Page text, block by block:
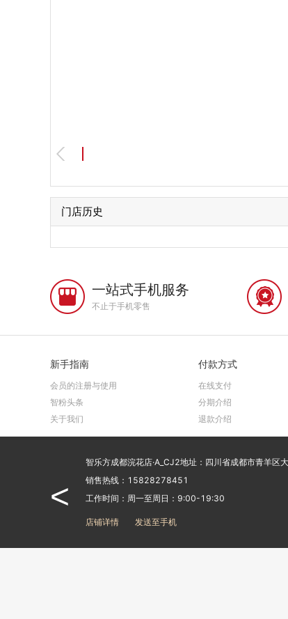
门店历史
一站式手机服务
不止于手机零售
新手指南
会员的注册与使用
智粉头条
关于我们
付款方式
在线支付
分期介绍
退款介绍
<
销售热线：15828278451
工作时间：周一至周日：9:00-19:30
店铺详情 发送至手机